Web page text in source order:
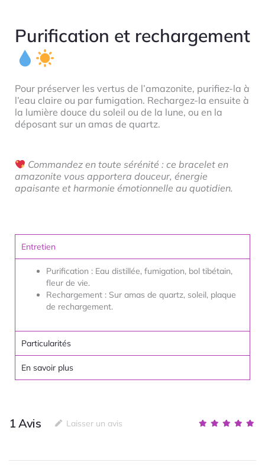
Purification et rechargement
Pour préserver les vertus de l’amazonite, purifiez-la à
l’eau claire ou par fumigation. Rechargez-la ensuite à
la lumière douce du soleil ou de la lune, ou en la
déposant sur un amas de quartz.
Commandez en toute sérénité : ce bracelet en
amazonite vous apportera douceur, énergie
apaisante et harmonie émotionnelle au quotidien.
Entretien
Purification : Eau distillée, fumigation, bol tibétain,
fleur de vie.
Rechargement : Sur amas de quartz, soleil, plaque
de rechargement.
Particularités
En savoir plus
1 Avis Laisser un avis